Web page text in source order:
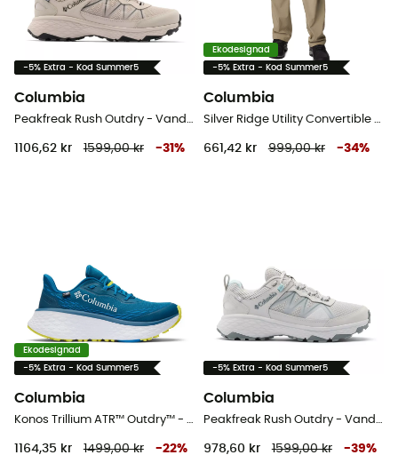
-5% Extra - Kod Summer5
Columbia
Peakfreak Rush Outdry - Vandringsskor - Herr
1106,62 kr 1599,00 kr -31 %
Ekodesignad
-5% Extra - Kod Summer5
Columbia
Silver Ridge Utility Convertible Pant - Vandringsbyxor - Herr
661,42 kr 999,00 kr -34%
Ekodesignad
-5% Extra - Kod Summer5
Columbia
Konos Trillium ATR™ Outdry™ - Trailrunningskor - Herr
1164,35 kr 1499,00 kr -22%
-5% Extra - Kod Summer5
Columbia
Peakfreak Rush Outdry - Vandringsskor - Dam
978,60 kr 1599,00 kr -39%